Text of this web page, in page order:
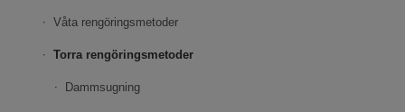
Våta rengöringsmetoder
Torra rengöringsmetoder
Dammsugning